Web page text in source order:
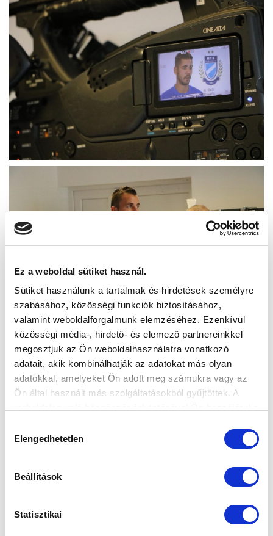
Ez a weboldal sütiket használ.
Sütiket használunk a tartalmak és hirdetések személyre
szabásához, közösségi funkciók biztosításához,
valamint weboldalforgalmunk elemzéséhez. Ezenkívül
közösségi média-, hirdető- és elemező partnereinkkel
megosztjuk az Ön weboldalhasználatra vonatkozó
adatait, akik kombinálhatják az adatokat más olyan
adatokkal, amelyeket Ön adott meg számukra vagy az
Ön által használt más szolgáltatásokból gyűjtöttek. A
kiválasztása
Elengedhetetlen
Beállítások
Statisztikai